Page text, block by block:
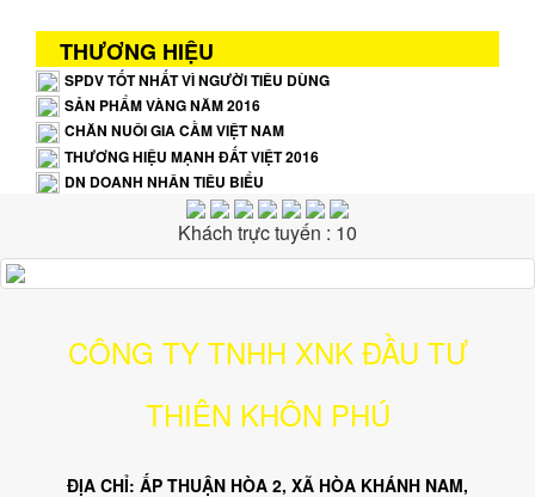
THƯƠNG HIỆU
SPDV TỐT NHẤT VÌ NGƯỜI TIÊU DÙNG
SẢN PHẨM VÀNG NĂM 2016
CHĂN NUÔI GIA CẦM VIỆT NAM
THƯƠNG HIỆU MẠNH ĐẤT VIỆT 2016
DN DOANH NHÂN TIÊU BIỂU
Khách trực tuyến : 10
CÔNG TY TNHH XNK ĐẦU TƯ
THIÊN KHÔN PHÚ
ĐỊA CHỈ: ẤP THUẬN HÒA 2, XÃ HÒA KHÁNH NAM,